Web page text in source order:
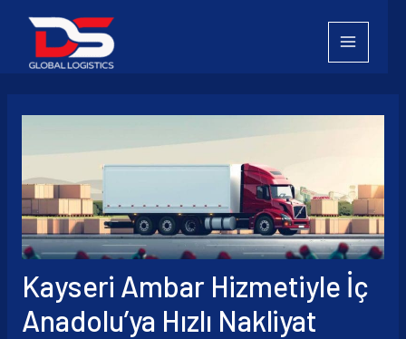
Kayseri Ambar Hizmetiyle İç
Anadolu’ya Hızlı Nakliyat